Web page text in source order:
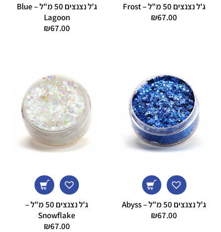
ג'ל נצנצים 50 מ"ל – Frost
₪67.00
ג'ל נצנצים 50 מ"ל – Blue
Lagoon
₪67.00
ג'ל נצנצים 50 מ"ל – Abyss
₪67.00
ג'ל נצנצים 50 מ"ל –
Snowflake
₪67.00